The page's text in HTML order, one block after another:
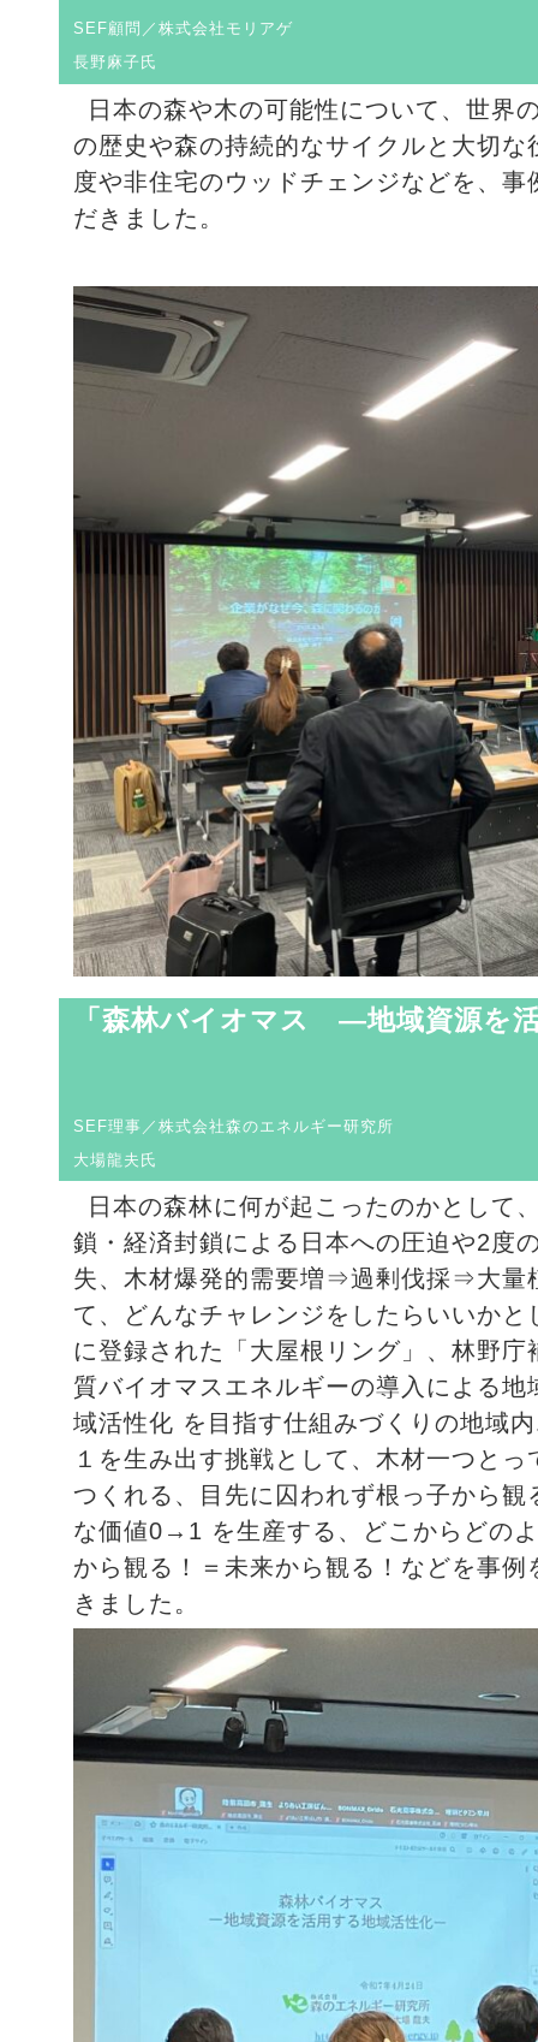
SEF顧問／株式会社モリアゲ
長野麻子氏
日本の森や木の可能性について、世界
の歴史や森の持続的なサイクルと大切な
度や非住宅のウッドチェンジなどを、
だきました。
「森林バイオマス ―地域資源を
SEF理事／株式会社森のエネルギー研究所
大場龍夫氏
日本の森林に何が起こったのかとして
鎖・経済封鎖による日本への圧迫や2度
失、木材爆発的需要増⇒過剰伐採⇒大量
て、どんなチャレンジをしたらいいかと
に登録された「大屋根リング」、林野
質バイオマスエネルギーの導入による
域活性化 を目指す仕組みづくりの地域
１を生み出す挑戦として、木材一つと
つくれる、目先に囚われず根っ子から観
な価値0→1 を生産する、どこからどの
から観る！＝未来から観る！などを事例
きました。